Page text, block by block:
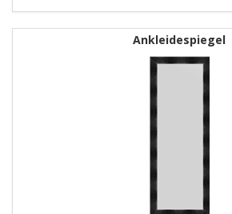
Ankleidespiegel